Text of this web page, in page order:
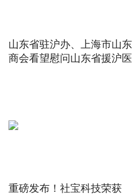
山东省驻沪办、上海市山东
商会看望慰问山东省援沪医
重磅发布！社宝科技荣获